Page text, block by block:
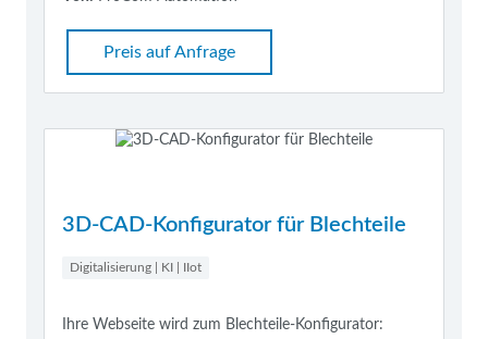
Preis auf Anfrage
3D-CAD-Konfigurator für Blechteile
Digitalisierung | KI | IIot
Ihre Webseite wird zum Blechteile-Konfigurator: